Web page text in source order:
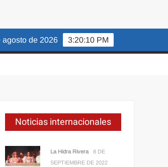
3:20:11 PM
agosto de 2026
Noticias internacionales
La Hidra Rivera
8 DE
SEPTIEMBRE DE 2022